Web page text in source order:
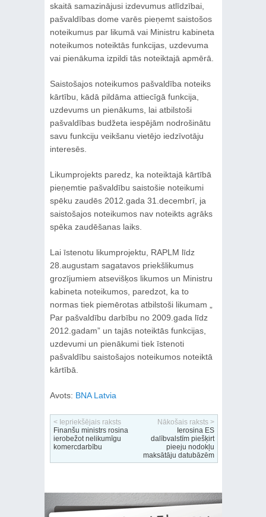
skaitā samazinājusi izdevumus atlīdzībai,
pašvaldības dome varēs pieņemt saistošos
noteikumus par likumā vai Ministru kabineta
noteikumos noteiktās funkcijas, uzdevuma
vai pienākuma izpildi tās noteiktajā apmērā.
Saistošajos noteikumos pašvaldība noteiks
kārtību, kādā pildāma attiecīgā funkcija,
uzdevums un pienākums, lai atbilstoši
pašvaldības budžeta iespējām nodrošinātu
savu funkciju veikšanu vietējo iedzīvotāju
interesēs.
Likumprojekts paredz, ka noteiktajā kārtībā
pieņemtie pašvaldību saistošie noteikumi
spēku zaudēs 2012.gada 31.decembrī, ja
saistošajos noteikumos nav noteikts agrāks
spēka zaudēšanas laiks.
Lai īstenotu likumprojektu, RAPLM līdz
28.augustam sagatavos priekšlikumus
grozījumiem atsevišķos likumos un Ministru
kabineta noteikumos, paredzot, ka to
normas tiek piemērotas atbilstoši likumam „
Par pašvaldību darbību no 2009.gada līdz
2012.gadam” un tajās noteiktās funkcijas,
uzdevumi un pienākumi tiek īstenoti
pašvaldību saistošajos noteikumos noteiktā
kārtībā.
Avots: BNA Latvia
< Iepriekšējais raksts
Finanšu ministrs rosina
ierobežot nelikumīgu
komercdarbību
Nākošais raksts >
Ierosina ES
dalībvalstīm piešķirt
pieeju nodokļu
maksātāju datubāzēm